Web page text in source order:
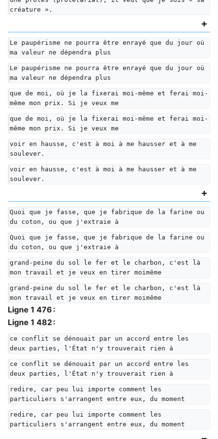
créature ».
Le paupérisme ne pourra être enrayé que du jour où
ma valeur ne dépendra plus
Le paupérisme ne pourra être enrayé que du jour où
ma valeur ne dépendra plus
que de moi, où je la fixerai moi-même et ferai moi-
même mon prix. Si je veux me
que de moi, où je la fixerai moi-même et ferai moi-
même mon prix. Si je veux me
voir en hausse, c'est à moi à me hausser et à me
soulever.
voir en hausse, c'est à moi à me hausser et à me
soulever.
Quoi que je fasse, que je fabrique de la farine ou
du coton, ou que j'extraie à
Quoi que je fasse, que je fabrique de la farine ou
du coton, ou que j'extraie à
grand-peine du sol le fer et le charbon, c'est là
mon travail et je veux en tirer moimême
grand-peine du sol le fer et le charbon, c'est là
mon travail et je veux en tirer moimême
Ligne 1 476 :
Ligne 1 482 :
ce conflit se dénouait par un accord entre les
deux parties, l'État n'y trouverait rien à
ce conflit se dénouait par un accord entre les
deux parties, l'État n'y trouverait rien à
redire, car peu lui importe comment les
particuliers s'arrangent entre eux, du moment
redire, car peu lui importe comment les
particuliers s'arrangent entre eux, du moment